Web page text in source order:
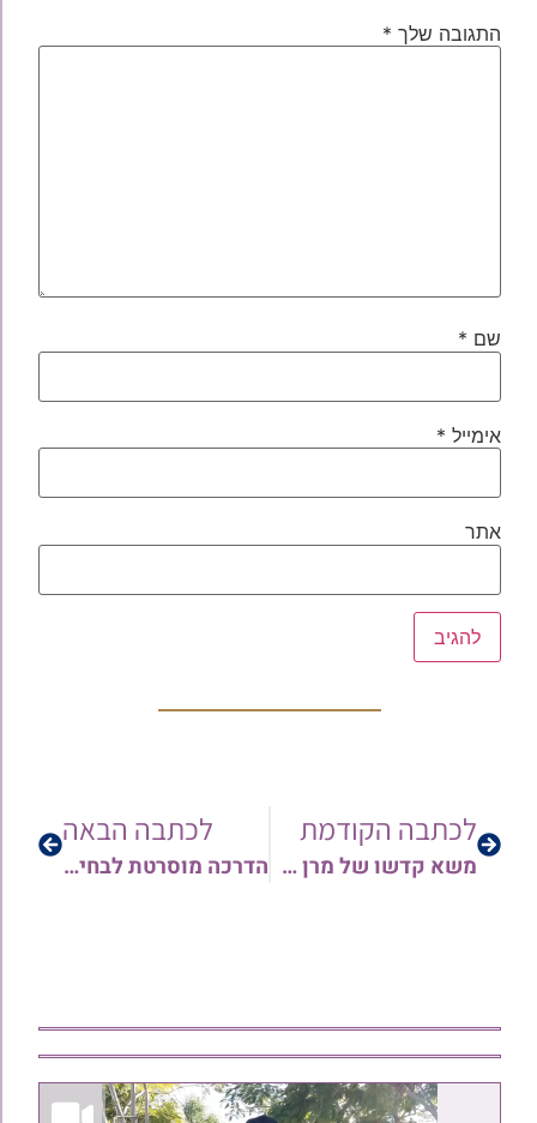
התגובה שלך *
שם *
אימייל *
אתר
לכתבה הקודמת
משא קדשו של מרן הרב שלמה קורח זצ"ל בשמחת בית השואבה • צפו
לכתבה הבאה
הדרכה מוסרטת לבחירת ארבעת המינים – וכל הפרטים ההלכתיים בישיבת הסוכה | מאת הגאון הרב אורן צדוק שליט"א • צפו